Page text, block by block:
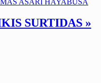
SURTIDAS »